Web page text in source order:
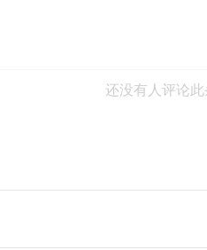
还没有人评论此